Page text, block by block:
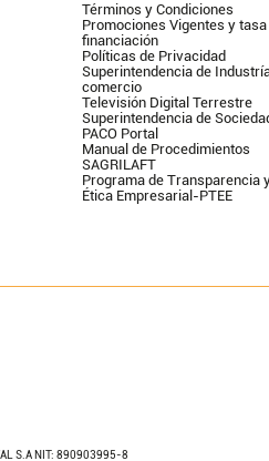
Términos y Condiciones
Promociones Vigentes y tasa
financiación
Políticas de Privacidad
Superintendencia de
comercio
Televisión Digital Terrestre
Superintendencia de
PACO Portal
Manual de Procedimientos
SAGRILAFT
Programa de Transparencia
Ética Empresarial-PTEE
S.A NIT: 890903995-8